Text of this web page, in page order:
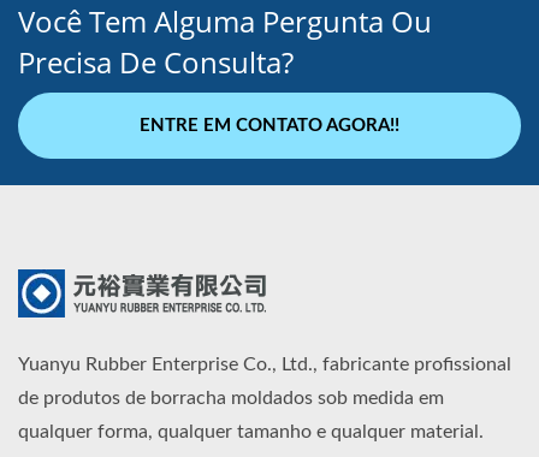
Você Tem Alguma Pergunta Ou
Precisa De Consulta?
ENTRE EM CONTATO AGORA!!
Yuanyu Rubber Enterprise Co., Ltd., fabricante profissional
de produtos de borracha moldados sob medida em
qualquer forma, qualquer tamanho e qualquer material.